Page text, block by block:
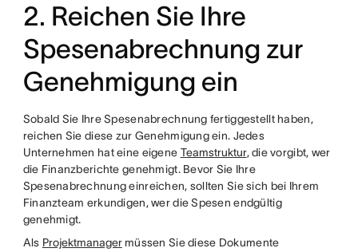
2. Reichen Sie Ihre
Spesenabrechnung zur
Genehmigung ein
Sobald Sie Ihre Spesenabrechnung fertiggestellt haben,
reichen Sie diese zur Genehmigung ein. Jedes
Unternehmen hat eine eigene Teamstruktur, die vorgibt, wer
die Finanzberichte genehmigt. Bevor Sie Ihre
Spesenabrechnung einreichen, sollten Sie sich bei Ihrem
Finanzteam erkundigen, wer die Spesen endgültig
genehmigt.
Als Projektmanagermüssen Sie diese Dokumente